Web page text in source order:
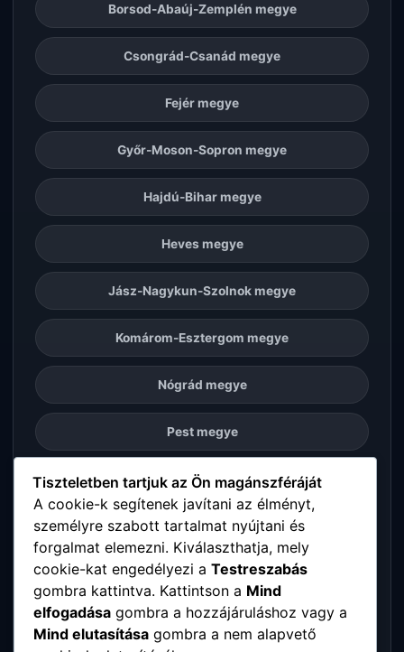
Borsod-Abaúj-Zemplén megye
Csongrád-Csanád megye
Fejér megye
Győr-Moson-Sopron megye
Hajdú-Bihar megye
Heves megye
Jász-Nagykun-Szolnok megye
Komárom-Esztergom megye
Nógrád megye
Pest megye
Somogy megye
Szabolcs-Szatmár-Bereg megye
Tolna megye
Vas megye
Tiszteletben tartjuk az Ön magánszféráját
A cookie-k segítenek javítani az élményt,
személyre szabott tartalmat nyújtani és
forgalmat elemezni. Kiválaszthatja, mely
cookie-kat engedélyezi a Testreszabás
gombra kattintva. Kattintson a Mind
elfogadása gombra a hozzájáruláshoz vagy a
Mind elutasítása gombra a nem alapvető